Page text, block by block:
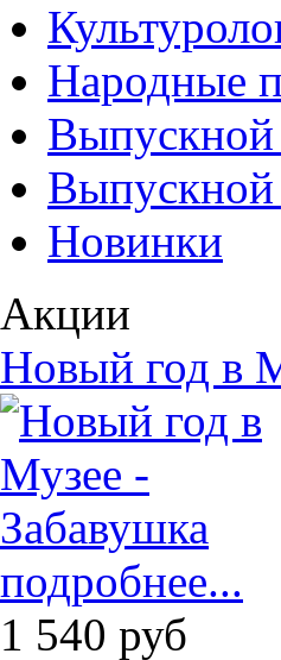
Народные
Выпускной
Выпускной
Новинки
Акции
Новый год в
подробнее...
1 540 руб